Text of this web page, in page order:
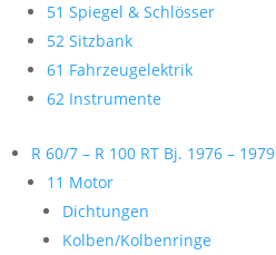
51 Spiegel & Schlösser
52 Sitzbank
61 Fahrzeugelektrik
62 Instrumente
R 60/7 – R 100 RT Bj. 1976 – 1979
11 Motor
Dichtungen
Kolben/Kolbenringe